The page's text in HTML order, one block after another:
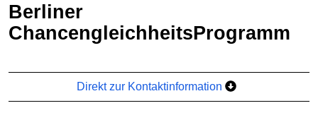
Berliner
ChancengleichheitsProgramm
Direkt zur Kontaktinformation